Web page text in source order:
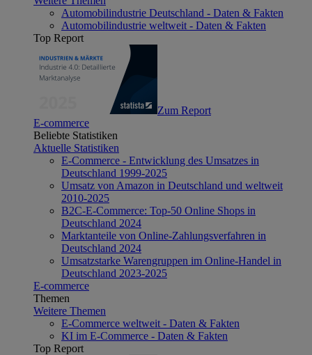
Automobilindustrie Deutschland - Daten & Fakten
Automobilindustrie weltweit - Daten & Fakten
Top Report
Zum Report
E-commerce
Beliebte Statistiken
Aktuelle Statistiken
E-Commerce - Entwicklung des Umsatzes in
Deutschland 1999-2025
Umsatz von Amazon in Deutschland und weltweit
2010-2025
B2C-E-Commerce: Top-50 Online Shops in
Deutschland 2024
Marktanteile von Online-Zahlungsverfahren in
Deutschland 2024
Umsatzstarke Warengruppen im Online-Handel in
Deutschland 2023-2025
E-commerce
Themen
Weitere Themen
E-Commerce weltweit - Daten & Fakten
KI im E-Commerce - Daten & Fakten
Top Report